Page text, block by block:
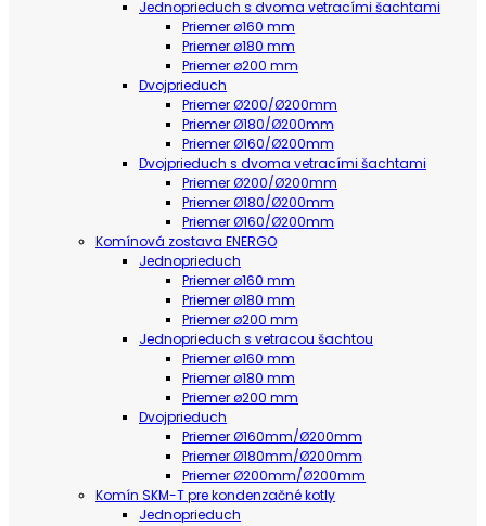
Jednoprieduch s dvoma vetracími šachtami
Priemer ø160 mm
Priemer ø180 mm
Priemer ø200 mm
Dvojprieduch
Priemer Ø200/Ø200mm
Priemer Ø180/Ø200mm
Priemer Ø160/Ø200mm
Dvojprieduch s dvoma vetracími šachtami
Priemer Ø200/Ø200mm
Priemer Ø180/Ø200mm
Priemer Ø160/Ø200mm
Komínová zostava ENERGO
Jednoprieduch
Priemer ø160 mm
Priemer ø180 mm
Priemer ø200 mm
Jednoprieduch s vetracou šachtou
Priemer ø160 mm
Priemer ø180 mm
Priemer ø200 mm
Dvojprieduch
Priemer Ø160mm/Ø200mm
Priemer Ø180mm/Ø200mm
Priemer Ø200mm/Ø200mm
Komín SKM-T pre kondenzačné kotly
Jednoprieduch